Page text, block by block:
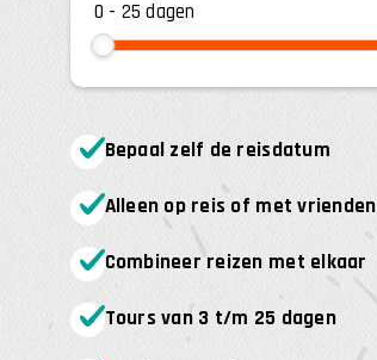
0 - 25
Bepaal zelf de reisdatum
Alleen op reis of met vrienden
Combineer reizen met elkaar
Tours van 3 t/m 25 dagen